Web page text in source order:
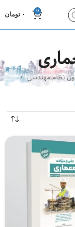
0 ۰ تومان
نظام مهندسی